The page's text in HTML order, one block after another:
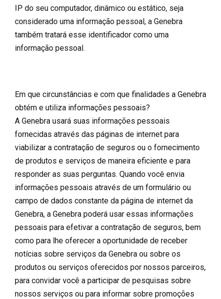
IP do seu computador, dinâmico ou estático, seja
considerado uma informação pessoal, a Genebra
também tratará esse identificador como uma
informação pessoal.
Em que circunstâncias e com que finalidades a Genebra
obtém e utiliza informações pessoais?
A Genebra usará suas informações pessoais
fornecidas através das páginas de internet para
viabilizar a contratação de seguros ou o fornecimento
de produtos e serviços de maneira eficiente e para
responder as suas perguntas. Quando você envia
informações pessoais através de um formulário ou
campo de dados constante da página de internet da
Genebra, a Genebra poderá usar essas informações
pessoais para efetivar a contratação de seguros, bem
como para lhe oferecer a oportunidade de receber
notícias sobre serviços da Genebra ou sobre os
produtos ou serviços oferecidos por nossos parceiros,
para convidar você a participar de pesquisas sobre
nossos serviços ou para informar sobre promoções